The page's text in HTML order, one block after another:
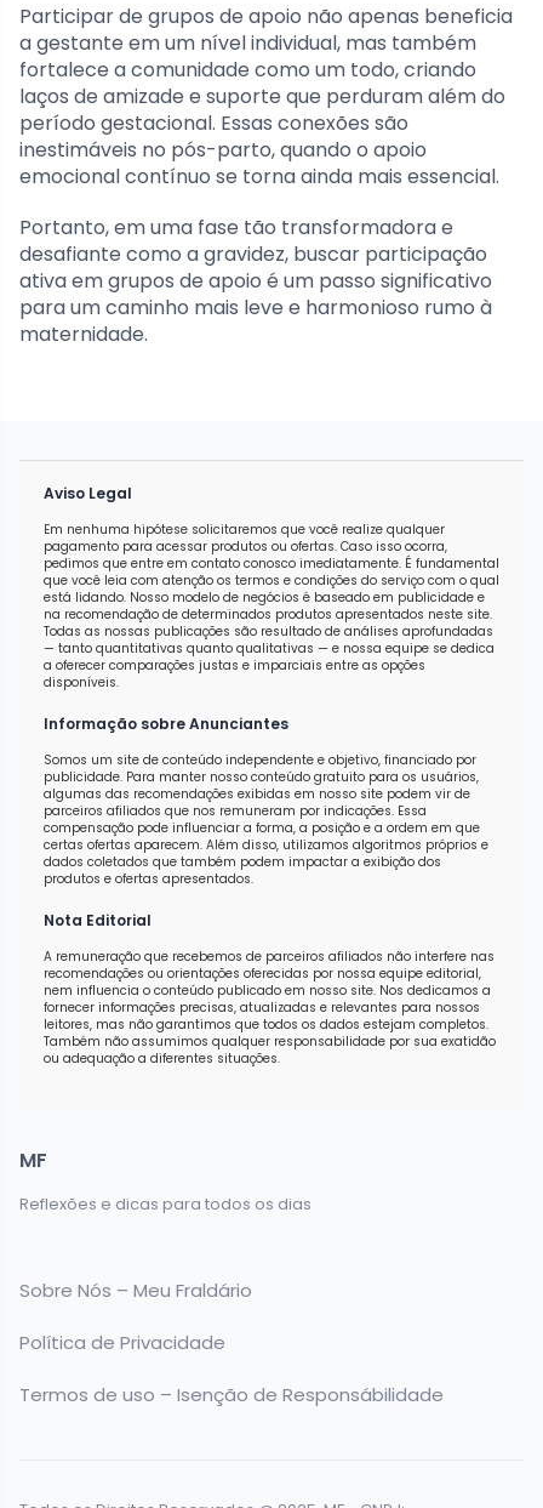
Participar de grupos de apoio não apenas beneficia
a gestante em um nível individual, mas também
fortalece a comunidade como um todo, criando
laços de amizade e suporte que perduram além do
período gestacional. Essas conexões são
inestimáveis no pós-parto, quando o apoio
emocional contínuo se torna ainda mais essencial.
Portanto, em uma fase tão transformadora e
desafiante como a gravidez, buscar participação
ativa em grupos de apoio é um passo significativo
para um caminho mais leve e harmonioso rumo à
maternidade.
Aviso Legal
Em nenhuma hipótese solicitaremos que você realize qualquer
pagamento para acessar produtos ou ofertas. Caso isso ocorra,
pedimos que entre em contato conosco imediatamente. É fundamental
que você leia com atenção os termos e condições do serviço com o qual
está lidando. Nosso modelo de negócios é baseado em publicidade e
na recomendação de determinados produtos apresentados neste site.
Todas as nossas publicações são resultado de análises aprofundadas
— tanto quantitativas quanto qualitativas — e nossa equipe se dedica
a oferecer comparações justas e imparciais entre as opções
disponíveis.
Informação sobre Anunciantes
Somos um site de conteúdo independente e objetivo, financiado por
publicidade. Para manter nosso conteúdo gratuito para os usuários,
algumas das recomendações exibidas em nosso site podem vir de
parceiros afiliados que nos remuneram por indicações. Essa
compensação pode influenciar a forma, a posição e a ordem em que
certas ofertas aparecem. Além disso, utilizamos algoritmos próprios e
dados coletados que também podem impactar a exibição dos
produtos e ofertas apresentados.
Nota Editorial
A remuneração que recebemos de parceiros afiliados não interfere nas
recomendações ou orientações oferecidas por nossa equipe editorial,
nem influencia o conteúdo publicado em nosso site. Nos dedicamos a
fornecer informações precisas, atualizadas e relevantes para nossos
leitores, mas não garantimos que todos os dados estejam completos.
Também não assumimos qualquer responsabilidade por sua exatidão
ou adequação a diferentes situações.
MF
Reflexões e dicas para todos os dias
Sobre Nós – Meu Fraldário
Política de Privacidade
Termos de uso – Isenção de Responsábilidade